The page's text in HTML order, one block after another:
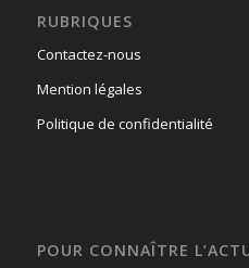
RUBRIQUES
Contactez-nous
Mention légales
Politique de confidentialité
POUR CONNAÎTRE